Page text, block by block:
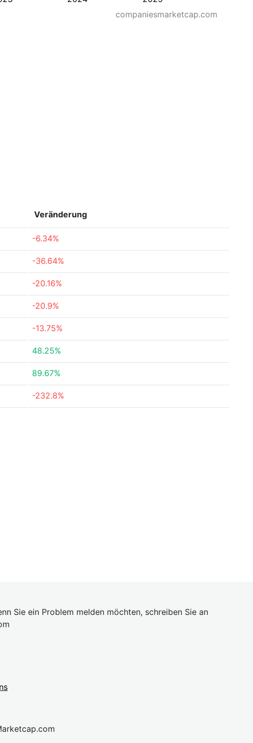
companiesmarketcap.com
Veränderung
-6.34%
-36.64%
-20.16%
-20.9%
-13.75%
48.25%
89.67%
-232.8%
Sie ein Problem melden möchten, schreiben Sie an